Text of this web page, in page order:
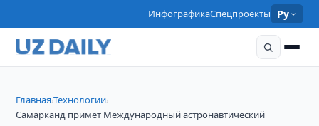
ИнфографикаСпецпроекты Ру
Главная›Технологии›
Самарканд примет Международный астронавтический